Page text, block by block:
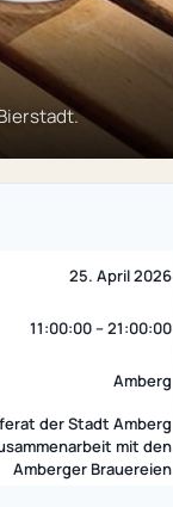
25. April 2026
11:00:00 – 21:00:00
Amberg
der Stadt Amberg
mit den
Amberger Brauereien